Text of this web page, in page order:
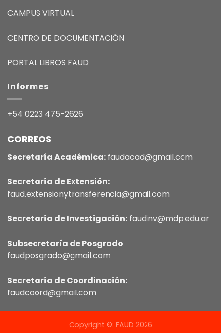
CAMPUS VIRTUAL
CENTRO DE DOCUMENTACIÓN
PORTAL LIBROS FAUD
Informes
+54 0223 475-2626
CORREOS
Secretaría Académica: faudacad@gmail.com
Secretaría de Extensión:
faud.extensionytransferencia@gmail.com
Secretaría de Investigación: faudinv@mdp.edu.ar
Subsecretaría de Posgrado
faudposgrado@gmail.com
Secretaría de Coordinación:
faudcoord@gmail.com
Copyright ©: FAUD 2026